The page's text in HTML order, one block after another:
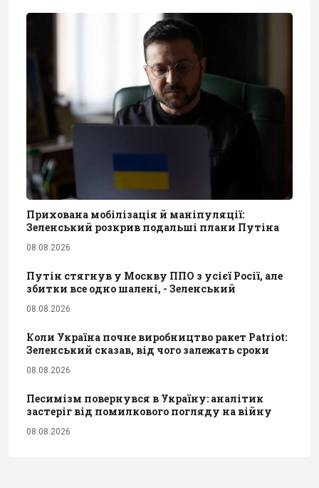
Прихована мобілізація й маніпуляції:
Зеленський розкрив подальші плани Путіна
08.08.2026
Путін стягнув у Москву ППО з усієї Росії, але
збитки все одно шалені, - Зеленський
08.08.2026
Коли Україна почне виробництво ракет Patriot:
Зеленський сказав, від чого залежать сроки
08.08.2026
Песимізм повернувся в Україну: аналітик
застеріг від помилкового погляду на війну
08.08.2026